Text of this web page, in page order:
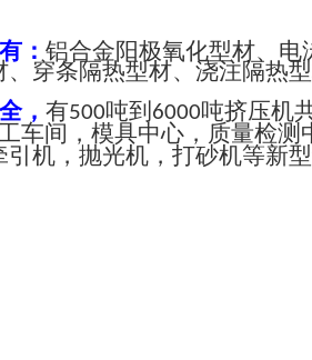
： 铝合金阳极氧化型材、
穿条隔热型材、浇注隔热
， 有500吨到 6000吨挤压机
车间，模具中心，质量检
机，抛光机，打砂机等新型